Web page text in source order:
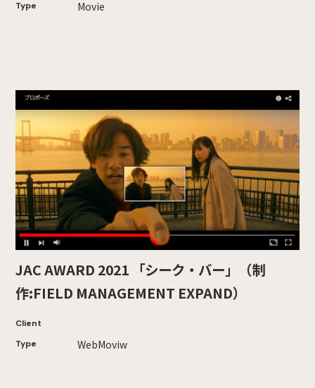
Type Movie
JAC AWARD 2021 「シーク・バー」（制
作:FIELD MANAGEMENT EXPAND）
Client
Type
WebMoviw